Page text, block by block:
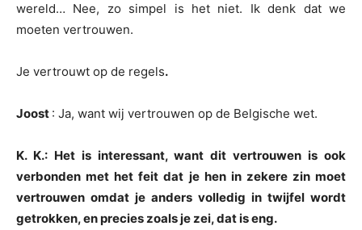
wereld… Nee, zo simpel is het niet. Ik denk dat we
moeten vertrouwen.
Je vertrouwt op de regels.
Joost : Ja, want wij vertrouwen op de Belgische wet.
K. K.: Het is interessant, want dit vertrouwen is ook
verbonden met het feit dat je hen in zekere zin moet
vertrouwen omdat je anders volledig in twijfel wordt
getrokken, en precies zoals je zei, dat is eng.